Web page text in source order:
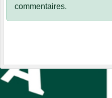
commentaires.